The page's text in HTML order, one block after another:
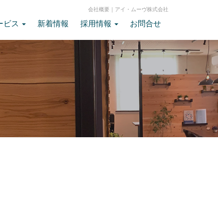
会社概要｜アイ・ムーヴ株式会社
ビス 新着情報 採用情報 お問合せ